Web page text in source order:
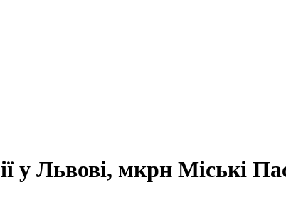
у Львові, мкрн Міські